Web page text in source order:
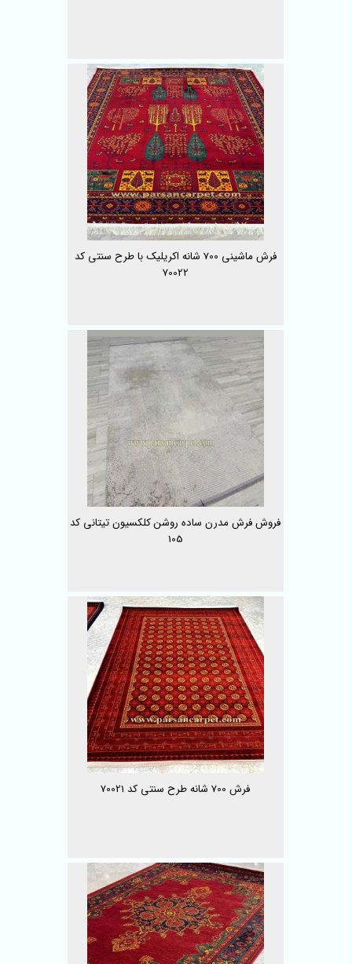
فرش ماشینی 700 شانه اکریلیک با طرح سنتی کد
70022
فروش فرش مدرن ساده روشن کلکسیون تیتانی کد
105
فرش 700 شانه طرح سنتی کد 70021